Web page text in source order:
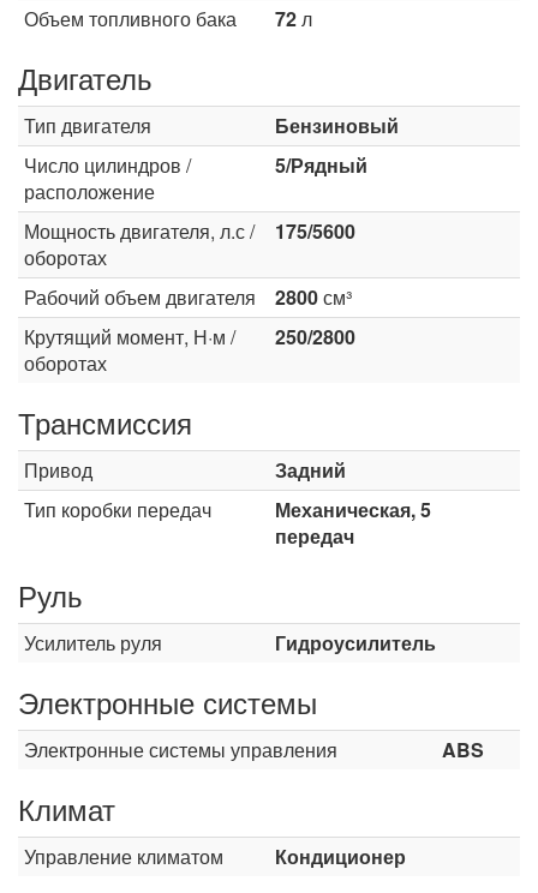
Объем топливного бака
72л
Двигатель
Тип двигателя
Бензиновый
Число цилиндров /
расположение
5/Рядный
Мощность двигателя, л.с /
оборотах
175/5600
Рабочий объем двигателя 2800см³
Крутящий момент, Н·м /
оборотах
250/2800
Трансмиссия
Привод
Задний
Тип коробки передач
Механическая, 5
передач
Руль
Усилитель руля Гидроусилитель
Электронные системы
Электронные системы управления ABS
Климат
Управление климатом Кондиционер